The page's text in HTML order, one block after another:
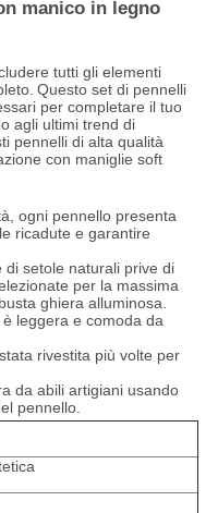
manico in legno
tutti gli elementi
Questo set di pennelli
per completare il tuo
agli ultimi trend di
pennelli di alta qualità
con maniglie soft
ogni pennello presenta
ricadute e garantire
setole naturali prive di
per la massima
ghiera alluminosa.
leggera e comoda da
rivestita più volte per
da abili artigiani usando
pennello.